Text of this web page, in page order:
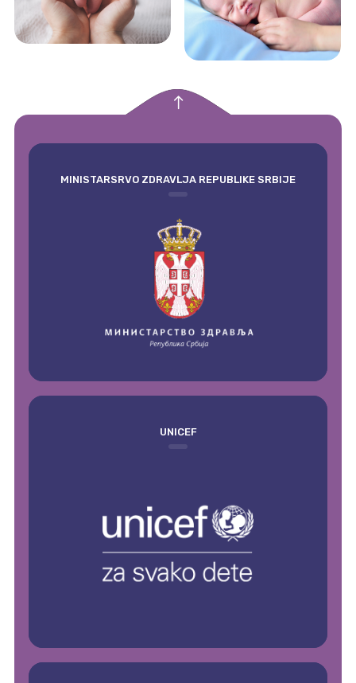
MINISTARSRVO ZDRAVLJA REPUBLIKE SRBIJE
UNICEF